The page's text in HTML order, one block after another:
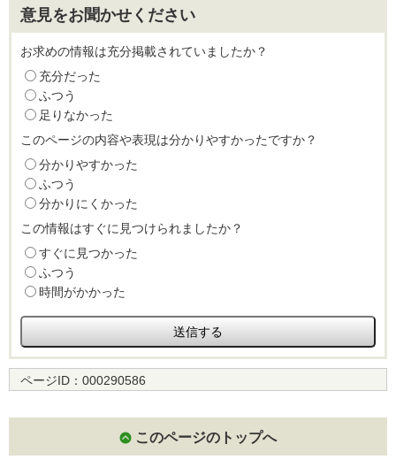
意見をお聞かせください
お求めの情報は充分掲載されていましたか？
充分だった
ふつう
足りなかった
このページの内容や表現は分かりやすかったですか？
分かりやすかった
ふつう
分かりにくかった
この情報はすぐに見つけられましたか？
すぐに見つかった
ふつう
時間がかかった
ページID： 000290586
このページのトップへ